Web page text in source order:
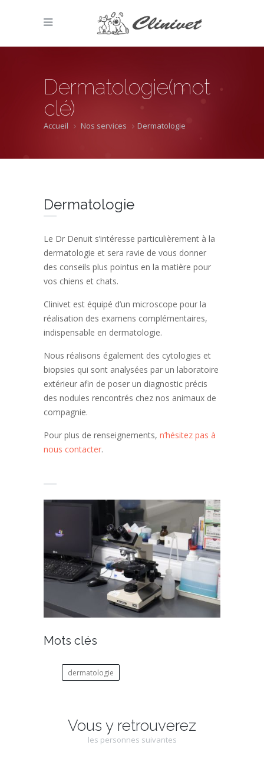
Dermatologie(mot
clé)
Accueil Nos services Dermatologie
Dermatologie
Le Dr Denuit s’intéresse particulièrement à la
dermatologie et sera ravie de vous donner
des conseils plus pointus en la matière pour
vos chiens et chats.
Clinivet est équipé d’un microscope pour la
réalisation des examens complémentaires,
indispensable en dermatologie.
Nous réalisons également des cytologies et
biopsies qui sont analysées par un laboratoire
extérieur afin de poser un diagnostic précis
des nodules rencontrés chez nos animaux de
compagnie.
Pour plus de renseignements, n’hésitez pas à
nous contacter.
Mots clés
dermatologie
Vous y retrouverez
les personnes suivantes